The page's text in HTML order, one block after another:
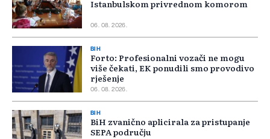
Istanbulskom privrednom komorom
06. 08. 2026.
BIH
Forto: Profesionalni vozači ne mogu
više čekati, EK ponudili smo provodivo
rješenje
06. 08. 2026.
BIH
BiH zvanično aplicirala za pristupanje
SEPA području